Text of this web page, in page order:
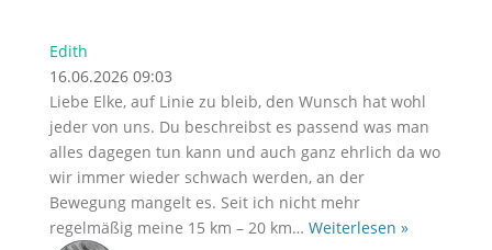
Edith
16.06.2026 09:03
Liebe Elke, auf Linie zu bleib, den Wunsch hat wohl
jeder von uns. Du beschreibst es passend was man
alles dagegen tun kann und auch ganz ehrlich da wo
wir immer wieder schwach werden, an der
Bewegung mangelt es. Seit ich nicht mehr
regelmäßig meine 15 km – 20 km… Weiterlesen »